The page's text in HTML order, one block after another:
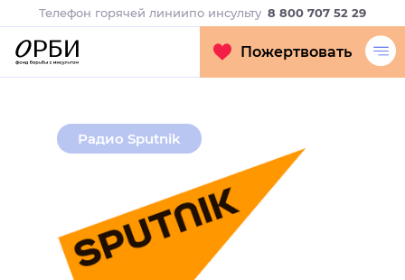
Телефон горячей линиипо инсульту 8 800 707 52 29
Пожертвовать
Радио Sputnik